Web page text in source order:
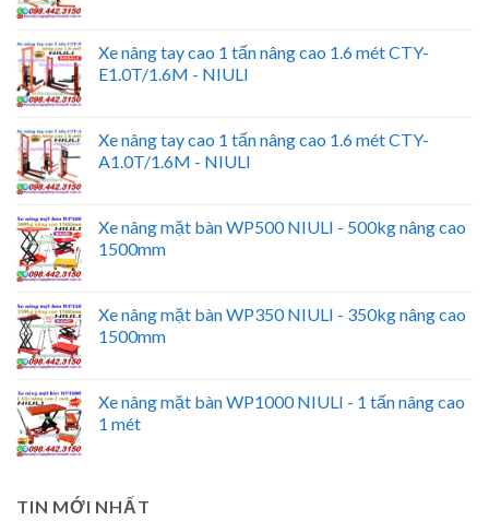
Xe nâng tay cao 1 tấn nâng cao 1.6 mét CTY-
E1.0T/1.6M - NIULI
Xe nâng tay cao 1 tấn nâng cao 1.6 mét CTY-
A1.0T/1.6M - NIULI
Xe nâng mặt bàn WP500 NIULI - 500kg nâng cao
1500mm
Xe nâng mặt bàn WP350 NIULI - 350kg nâng cao
1500mm
Xe nâng mặt bàn WP1000 NIULI - 1 tấn nâng cao
1 mét
TIN MỚI NHẤT